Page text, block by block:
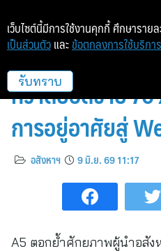
A5 อวดศักยภาพ
กวาดยอดขาย
การอยู่อาศัยสู่
อสังหาฯ 9 มิ.ย. 69 11:17
A5 ตอกย้ำศักยภาพผู้นำอสัง
เว็บไซต์นี้มีการใช้งานคุกกี้ ศึกษารายล
เป็นส่วนตัว และ ข้อตกลงการใช้บริการ
รับทราบ